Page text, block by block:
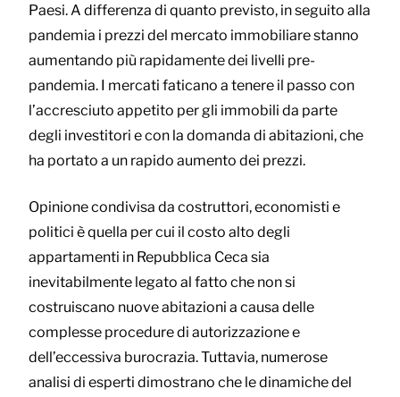
Paesi. A differenza di quanto previsto, in seguito alla
pandemia i prezzi del mercato immobiliare stanno
aumentando più rapidamente dei livelli pre-
pandemia. I mercati faticano a tenere il passo con
l’accresciuto appetito per gli immobili da parte
degli investitori e con la domanda di abitazioni, che
ha portato a un rapido aumento dei prezzi.
Opinione condivisa da costruttori, economisti e
politici è quella per cui il costo alto degli
appartamenti in Repubblica Ceca sia
inevitabilmente legato al fatto che non si
costruiscano nuove abitazioni a causa delle
complesse procedure di autorizzazione e
dell’eccessiva burocrazia. Tuttavia, numerose
analisi di esperti dimostrano che le dinamiche del